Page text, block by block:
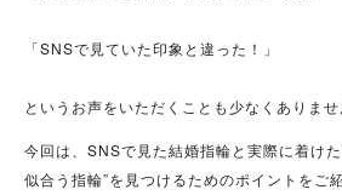
「SNSで見ていた印象と違った！」
というお声をいただくことも少なくありませ
今回は、SNSで見た結婚指輪と実際に着け
似合う指輪”を見つけるためのポイントをご